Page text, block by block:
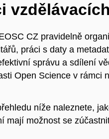
CZ pravidelně
práci s daty a
správu a sdílení
Open Science v rámci
níže naleznete,
mají možnost se